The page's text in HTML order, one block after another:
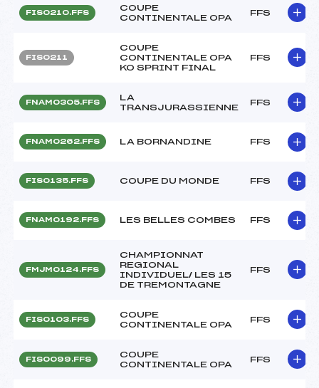
FIS0210.FFS
COUPE
CONTINENTALE OPA
FFS
FIS0211
COUPE
CONTINENTALE OPA
KO SPRINT FINAL
FFS
FNAM0305.FFS
LA
TRANSJURASSIENNE
FFS
FNAM0262.FFS LA BORNANDINE FFS
FIS0135.FFS COUPE DU MONDE FFS
FNAM0192.FFS LES BELLES COMBES FFS
FMJM0124.FFS
CHAMPIONNAT
REGIONAL
INDIVIDUEL/ LES 15
DE TREMONTAGNE
FFS
FIS0103.FFS
COUPE
CONTINENTALE OPA
FFS
FIS0099.FFS
COUPE
CONTINENTALE OPA
FFS